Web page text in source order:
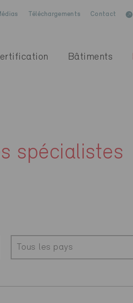
Téléchargements Contact
Bâtiments
spécialistes
Tous les pays